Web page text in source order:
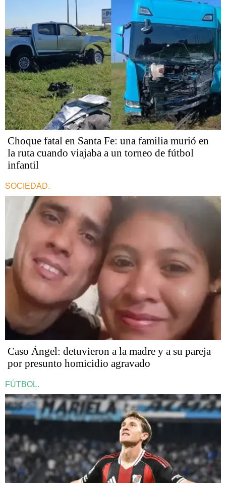
Choque fatal en Santa Fe: una familia murió en
la ruta cuando viajaba a un torneo de fútbol
infantil
SOCIEDAD.
Caso Ángel: detuvieron a la madre y a su pareja
por presunto homicidio agravado
FÚTBOL.